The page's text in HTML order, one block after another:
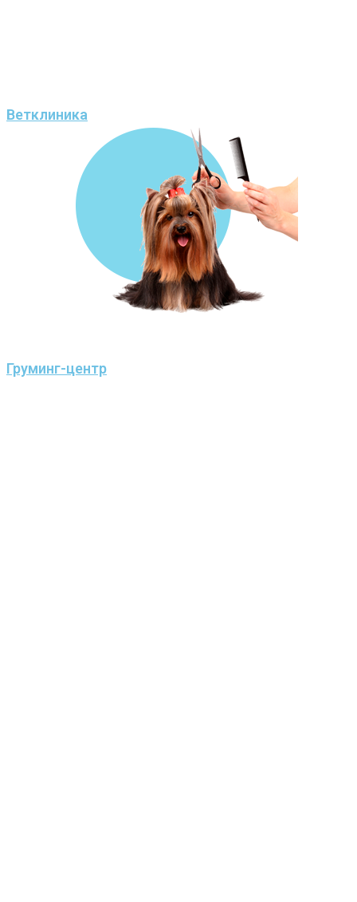
Ветклиника
Груминг-центр